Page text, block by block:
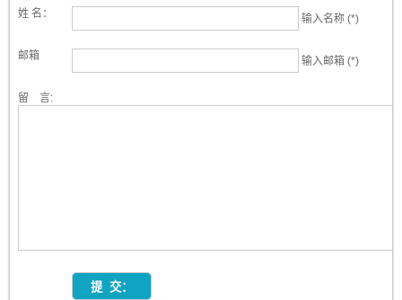
姓 名： 输入名称 (*)
邮箱 输入邮箱 (*)
留 言: